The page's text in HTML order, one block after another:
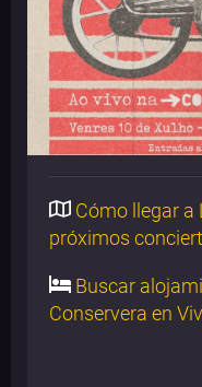
Cómo llegar a
próximos
Buscar
Conservera en